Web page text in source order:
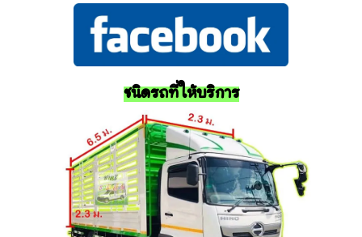
ชนิดรถที่ให้บริการ